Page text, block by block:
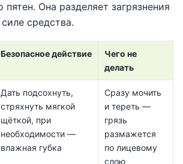
Она разделяет загрязнения
средства.
Безопасное действие
Чего не
делать
Дать подсохнуть,
стряхнуть мягкой
щёткой, при
необходимости —
влажная губка
Сразу мочить
и тереть —
грязь
размажется
по лицевому
слою